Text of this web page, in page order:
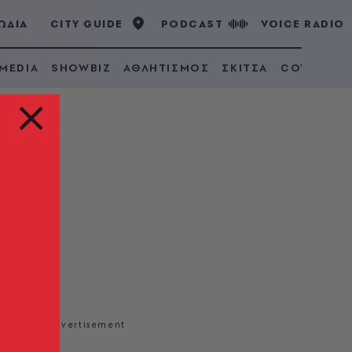
CITY GUIDE PODCAST VOICE RADIO
SHOWBIZ ΑΘΛΗΤΙΣΜΟΣ ΣΚΙΤΣΑ COVID 19